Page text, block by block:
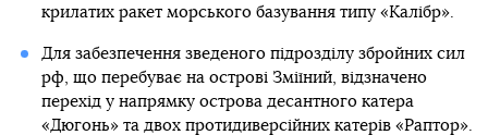
крилатих ракет морського базування типу «Калібр».
Для забезпечення зведеного підрозділу збройних сил
рф, що перебуває на острові Зміїний, відзначено
перехід у напрямку острова десантного катера
«Дюгонь» та двох протидиверсійних катерів «Раптор».